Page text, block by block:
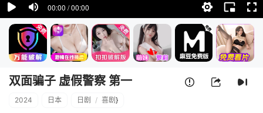
双面骗子 虚假警察 第一
2024 日本 日剧 / 喜剧}